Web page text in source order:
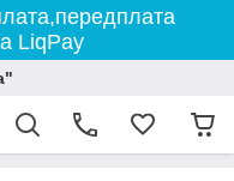
LiqPay